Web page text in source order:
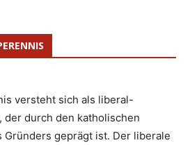
versteht sich als liberal-
der durch den katholischen
Gründers geprägt ist. Der liberale